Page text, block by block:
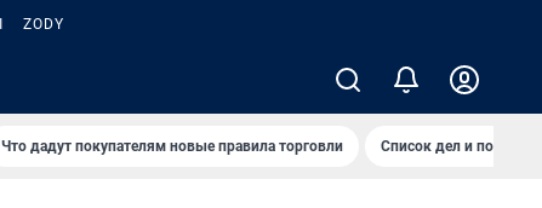
ZODY
Что дадут покупателям новые правила торговли Список дел и покупок